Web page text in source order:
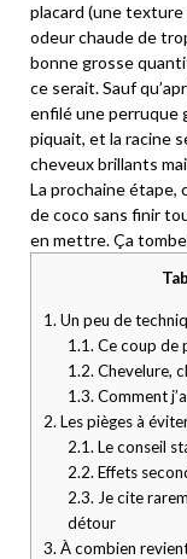
placard (une
odeur chaude de
bonne grosse
ce serait. Sauf
enfilé une perruque
piquait, et la racine
cheveux brillants
La prochaine étape,
de coco sans finir
en mettre. Ça
1. Un peu de
1.1. Ce coup de
1.2. Chevelure,
1.3. Comment
2. Les pièges à
2.1. Le conseil
2.2. Effets
2.3. Je cite
détour
3. À combien